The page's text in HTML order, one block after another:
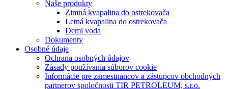
Naše produkty
Zimná kvapalina do ostrekovača
Letná kvapalina do ostrekovača
Demi voda
Dokumenty
Osobné údaje
Ochrana osobných údajov
Zásady používania súborov cookie
Informácie pre zamestnancov a zástupcov obchodných
partnerov spoločnosti TIR PETROLEUM, s.r.o.